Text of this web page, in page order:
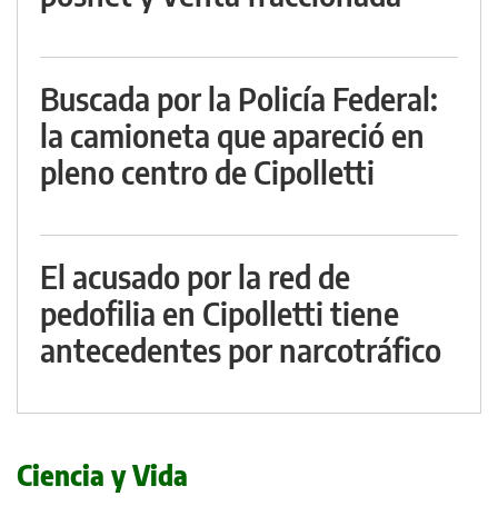
Buscada por la Policía Federal:
la camioneta que apareció en
pleno centro de Cipolletti
El acusado por la red de
pedofilia en Cipolletti tiene
antecedentes por narcotráfico
Ciencia y Vida